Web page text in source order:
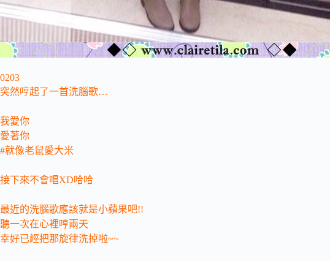
0203
突然哼起了一首洗腦歌…
我愛你
愛著你
#就像老鼠愛大米
接下來不會唱XD哈哈
最近的洗腦歌應該就是小蘋果吧!!
聽一次在心裡哼兩天
幸好已經把那旋律洗掉啦~~